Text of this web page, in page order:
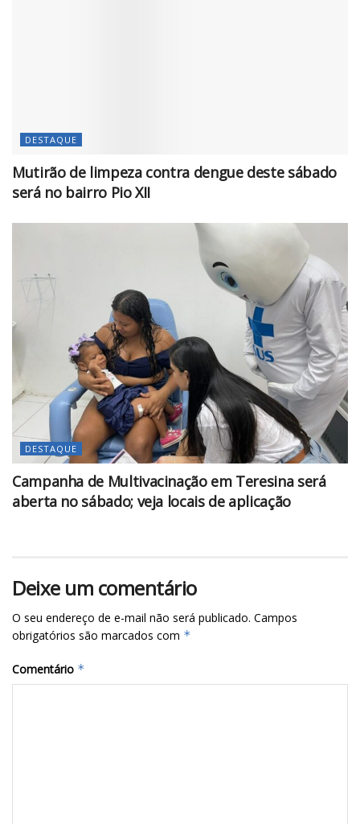
DESTAQUE
Mutirão de limpeza contra dengue deste sábado
será no bairro Pio XII
DESTAQUE
Campanha de Multivacinação em Teresina será
aberta no sábado; veja locais de aplicação
Deixe um comentário
O seu endereço de e-mail não será publicado. Campos
obrigatórios são marcados com *
Comentário *